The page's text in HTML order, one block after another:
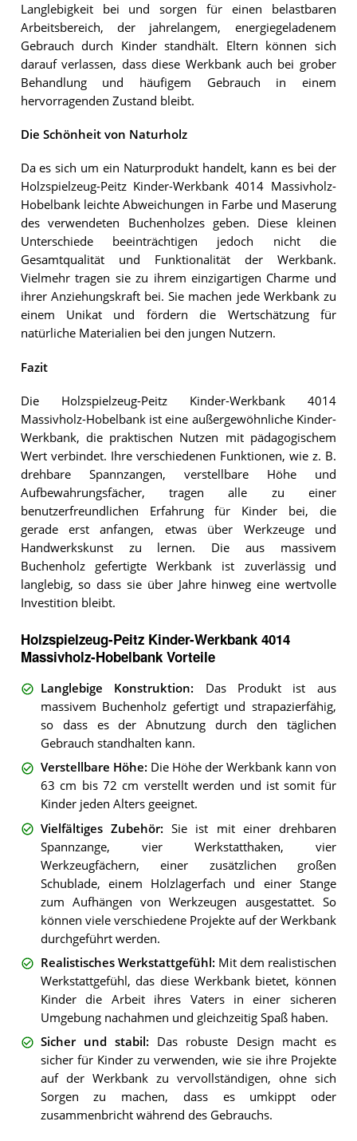
Langlebigkeit bei und sorgen für einen belastbaren
Arbeitsbereich, der jahrelangem, energiegeladenem
Gebrauch durch Kinder standhält. Eltern können sich
darauf verlassen, dass diese Werkbank auch bei grober
Behandlung und häufigem Gebrauch in einem
hervorragenden Zustand bleibt.
Die Schönheit von Naturholz
Da es sich um ein Naturprodukt handelt, kann es bei der
Holzspielzeug-Peitz Kinder-Werkbank 4014 Massivholz-
Hobelbank leichte Abweichungen in Farbe und Maserung
des verwendeten Buchenholzes geben. Diese kleinen
Unterschiede beeinträchtigen jedoch nicht die
Gesamtqualität und Funktionalität der Werkbank.
Vielmehr tragen sie zu ihrem einzigartigen Charme und
ihrer Anziehungskraft bei. Sie machen jede Werkbank zu
einem Unikat und fördern die Wertschätzung für
natürliche Materialien bei den jungen Nutzern.
Fazit
Die Holzspielzeug-Peitz Kinder-Werkbank 4014
Massivholz-Hobelbank ist eine außergewöhnliche Kinder-
Werkbank, die praktischen Nutzen mit pädagogischem
Wert verbindet. Ihre verschiedenen Funktionen, wie z. B.
drehbare Spannzangen, verstellbare Höhe und
Aufbewahrungsfächer, tragen alle zu einer
benutzerfreundlichen Erfahrung für Kinder bei, die
gerade erst anfangen, etwas über Werkzeuge und
Handwerkskunst zu lernen. Die aus massivem
Buchenholz gefertigte Werkbank ist zuverlässig und
langlebig, so dass sie über Jahre hinweg eine wertvolle
Investition bleibt.
Holzspielzeug-Peitz Kinder-Werkbank 4014
Massivholz-Hobelbank Vorteile
Langlebige Konstruktion: Das Produkt ist aus
massivem Buchenholz gefertigt und strapazierfähig,
so dass es der Abnutzung durch den täglichen
Gebrauch standhalten kann.
Verstellbare Höhe: Die Höhe der Werkbank kann von
63 cm bis 72 cm verstellt werden und ist somit für
Kinder jeden Alters geeignet.
Vielfältiges Zubehör:Sie ist mit einer drehbaren
Spannzange, vier Werkstatthaken, vier
Werkzeugfächern, einer zusätzlichen großen
Schublade, einem Holzlagerfach und einer Stange
zum Aufhängen von Werkzeugen ausgestattet. So
können viele verschiedene Projekte auf der Werkbank
durchgeführt werden.
Realistisches Werkstattgefühl: Mit dem realistischen
Werkstattgefühl, das diese Werkbank bietet, können
Kinder die Arbeit ihres Vaters in einer sicheren
Umgebung nachahmen und gleichzeitig Spaß haben.
Sicher und stabil: Das robuste Design macht es
sicher für Kinder zu verwenden, wie sie ihre Projekte
auf der Werkbank zu vervollständigen, ohne sich
Sorgen zu machen, dass es umkippt oder
zusammenbricht während des Gebrauchs.